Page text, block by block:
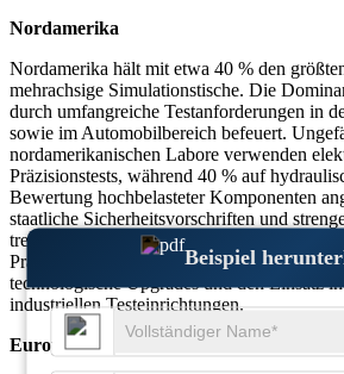
Beispiel
Nordamerika
Nordamerika hält mit etwa 40 % den
mehrachsige Simulationstische. Die
durch umfangreiche Testanforderungen in
sowie im Automobilbereich befeuert.
nordamerikanischen Labore verwenden
Präzisionstests, während 40 % auf
Bewertung hochbelasteter Komponenten
staatliche Sicherheitsvorschriften und
treiben die Einführung mehrachsiger
Präsenz führender Hersteller von
technologische Upgrades und den Einsatz
industriellen Testeinrichtungen.
Europa